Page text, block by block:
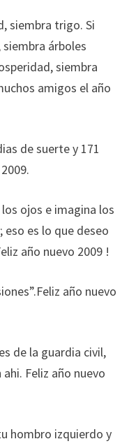
siembra trigo. Si
árboles
siembra
amigos el año
de suerte y 171
ojos e imagina los
es lo que deseo
año nuevo 2009 !
año nuevo
de la guardia civil,
Feliz año nuevo
hombro izquierdo y